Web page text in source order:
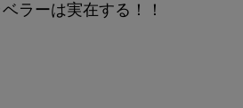
ラーは実在する！！